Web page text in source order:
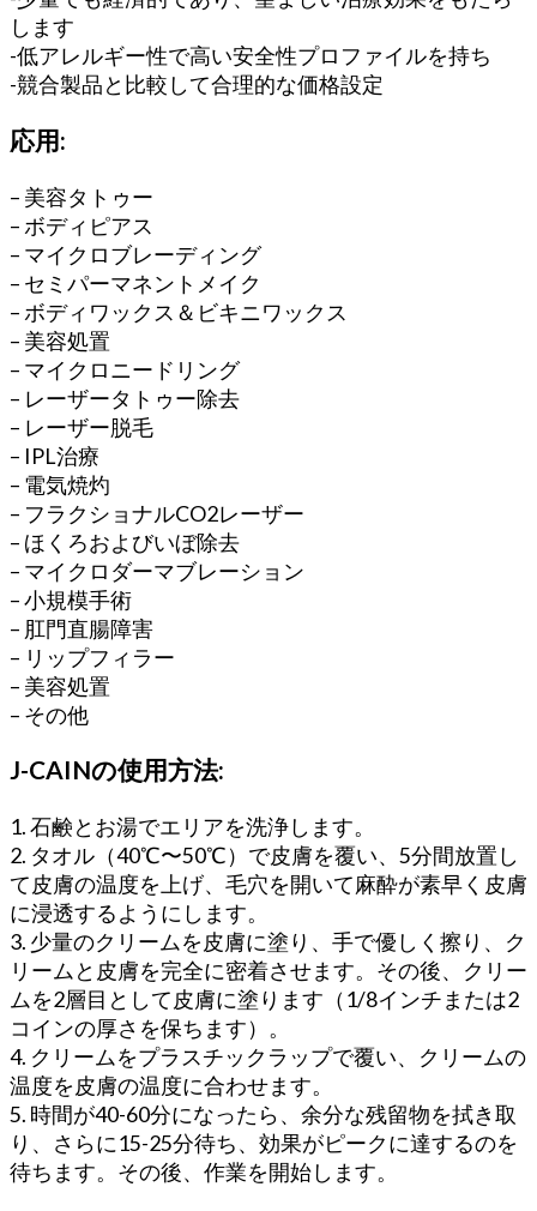
します
-低アレルギー性で高い安全性プロファイルを持ち
-競合製品と比較して合理的な価格設定
応用:
– 美容タトゥー
– ボディピアス
– マイクロブレーディング
– セミパーマネントメイク
– ボディワックス＆ビキニワックス
– 美容処置
– マイクロニードリング
– レーザータトゥー除去
– レーザー脱毛
– IPL治療
– 電気焼灼
– フラクショナルCO2レーザー
– ほくろおよびいぼ除去
– マイクロダーマブレーション
– 小規模手術
– 肛門直腸障害
– リップフィラー
– 美容処置
– その他
J-CAINの使用方法:
1. 石鹸とお湯でエリアを洗浄します。
2. タオル（40℃〜50℃）で皮膚を覆い、5分間放置し
て皮膚の温度を上げ、毛穴を開いて麻酔が素早く皮膚
に浸透するようにします。
3. 少量のクリームを皮膚に塗り、手で優しく擦り、ク
リームと皮膚を完全に密着させます。その後、クリー
ムを2層目として皮膚に塗ります（1/8インチまたは2
コインの厚さを保ちます）。
4. クリームをプラスチックラップで覆い、クリームの
温度を皮膚の温度に合わせます。
5. 時間が40-60分になったら、余分な残留物を拭き取
り、さらに15-25分待ち、効果がピークに達するのを
待ちます。その後、作業を開始します。